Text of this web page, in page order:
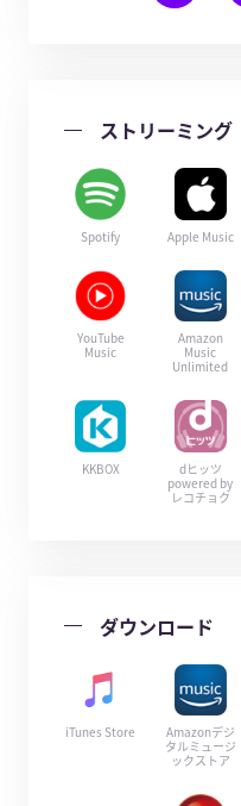
ストリーミング
Spotify Apple Music
YouTube
Music
Amazon
Music
Unlimited
KKBOX
dヒッツ
powered by
レコチョク
ダウンロード
iTunes Store
Amazonデジ
タルミュージ
ックストア